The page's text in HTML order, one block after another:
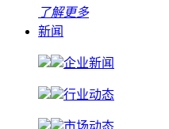
了解更多
新闻
企业新闻
行业动态
市场动态